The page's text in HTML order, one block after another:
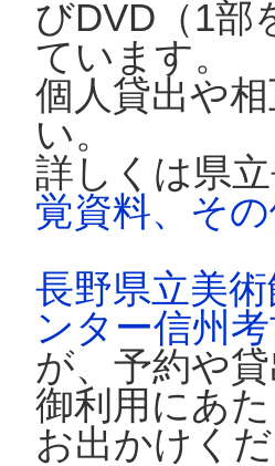
びDVD（1部
ています。
個人貸出や
い。
詳しくは県
覚資料、そ
長野県立美
ンター信州
が、予約や
御利用にあ
お出かけくだ